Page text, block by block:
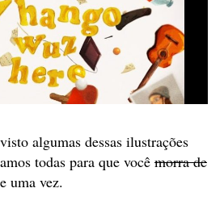
algumas dessas ilustrações
todas para que você morra de
uma vez.